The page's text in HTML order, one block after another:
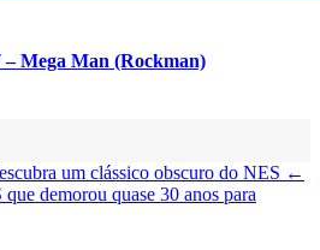
– Mega Man (Rockman)
um clássico obscuro do NES ←
demorou quase 30 anos para